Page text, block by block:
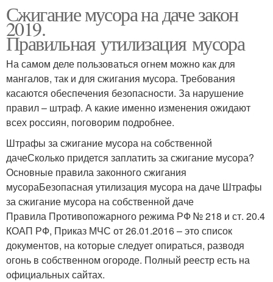
Сжигание мусора на даче закон
2019.
Правильная утилизация мусора
На самом деле пользоваться огнем можно как для
мангалов, так и для сжигания мусора. Требования
касаются обеспечения безопасности. За нарушение
правил – штраф. А какие именно изменения ожидают
всех россиян, поговорим подробнее.
Штрафы за сжигание мусора на собственной
дачеСколько придется заплатить за сжигание мусора?
Основные правила законного сжигания
мусораБезопасная утилизация мусора на даче Штрафы
за сжигание мусора на собственной даче
Правила Противопожарного режима РФ № 218 и ст. 20.4
КОАП РФ, Приказ МЧС от 26.01.2016 – это список
документов, на которые следует опираться, разводя
огонь в собственном огороде. Полный реестр есть на
официальных сайтах.